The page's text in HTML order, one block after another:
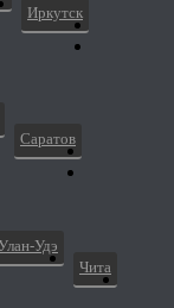
Иркутск
Саратов
Улан-Удэ
Чита